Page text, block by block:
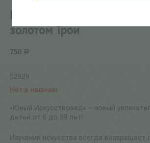
Юный Искусствовед №13.
золотом Трои
750 Р
52929
Нет в наличии
«Юный Искусствовед» – новый
детей от 6 до 99 лет!
Изучение искусства всегда возвращает